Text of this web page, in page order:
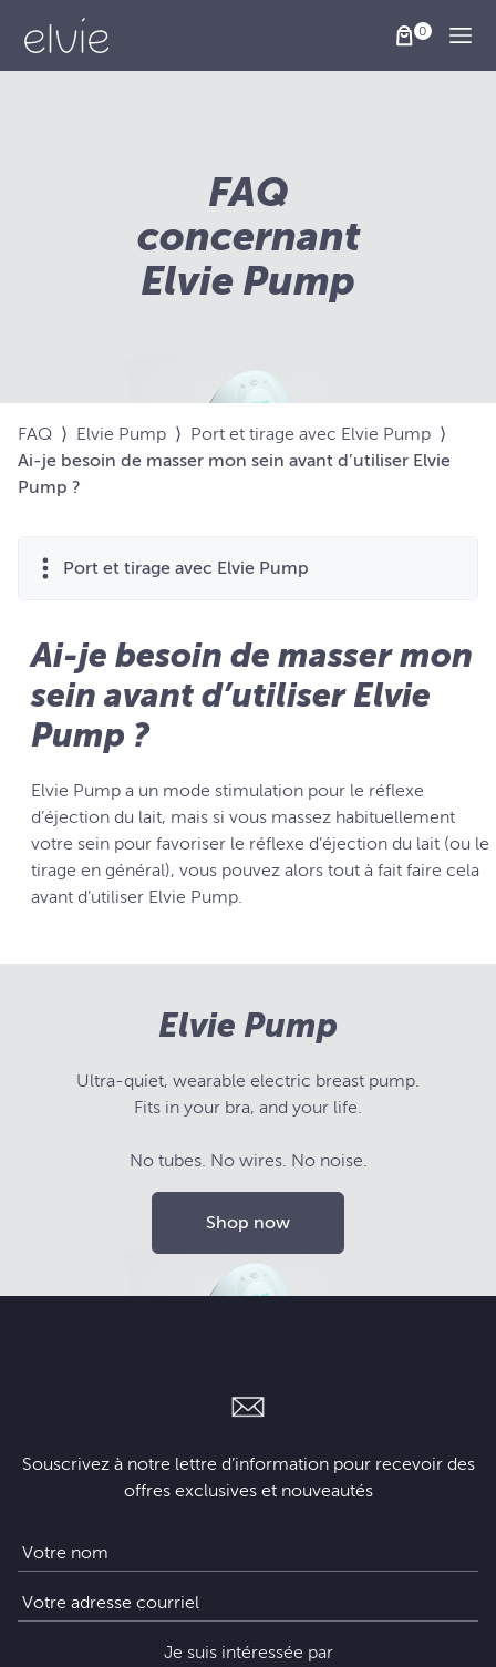
FAQ
concernant
Elvie Pump
FAQ ⟩ Elvie Pump ⟩ Port et tirage avec Elvie Pump ⟩
Ai-je besoin de masser mon sein avant d’utiliser Elvie
Pump ?
Port et tirage avec Elvie Pump
Ai-je besoin de masser mon
sein avant d’utiliser Elvie
Pump ?
Elvie Pump a un mode stimulation pour le réflexe
d’éjection du lait, mais si vous massez habituellement
votre sein pour favoriser le réflexe d’éjection du lait (ou le
tirage en général), vous pouvez alors tout à fait faire cela
avant d’utiliser Elvie Pump.
Elvie Pump
Ultra-quiet, wearable electric breast pump.
Fits in your bra, and your life.
No tubes. No wires. No noise.
Shop now
Souscrivez à notre lettre d’information pour recevoir des
offres exclusives et nouveautés
Je suis intéressée par